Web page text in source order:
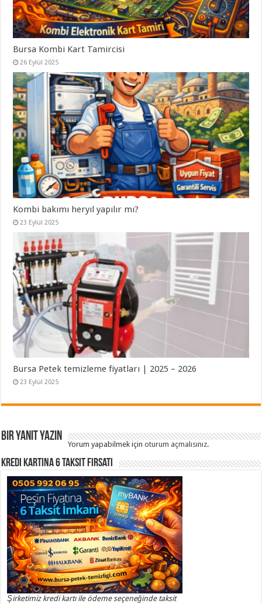
Bursa Kombi Kart Tamircisi
26 Eylül 2025
Kombi bakımı heryıl yapılır mı?
23 Eylül 2025
Bursa Petek temizleme fiyatları | 2025 – 2026
23 Eylül 2025
Bir yanıt yazın
Yorum yapabilmek içinoturum açmalısınız.
Kredi Kartına 6 Taksit Fırsatı
Şirketimiz kredi kartı ile ödeme seçeneğinde taksit